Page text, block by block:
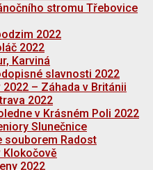
stromu Třebovice
2022
2022
Karviná
slavnosti 2022
2022 – Záhada v Británii
2022
v Krásném Poli 2022
Slunečnice
souborem Radost
Klokočově
2022